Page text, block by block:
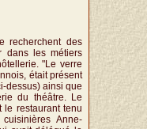
recherchent des
dans les métiers
"Le verre
était présent
dessus) ainsi que
du théâtre. Le
le restaurant tenu
Anne-